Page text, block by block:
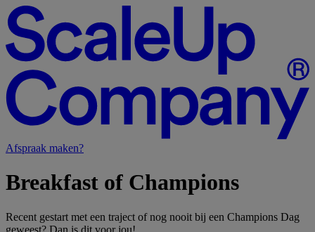
Afspraak maken?
Breakfast of Champions
Recent gestart met een traject of nog nooit bij een Champions Dag
geweest? Dan is dit voor jou!